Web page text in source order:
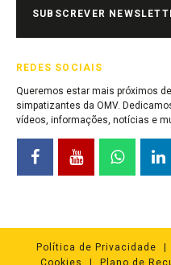
SUBSCREVER
REDES SOCIAIS
Queremos estar mais próximos
simpatizantes da OMV.
vídeos, informações, notícias e
Política de Privacidade
Cookies
Plano de